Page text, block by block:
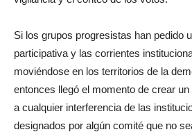
Si los grupos progresistas han pedido
participativa y las corrientes
moviéndose en los territorios de la
entonces llegó el momento de crear
a cualquier interferencia de las
designados por algún comité que no